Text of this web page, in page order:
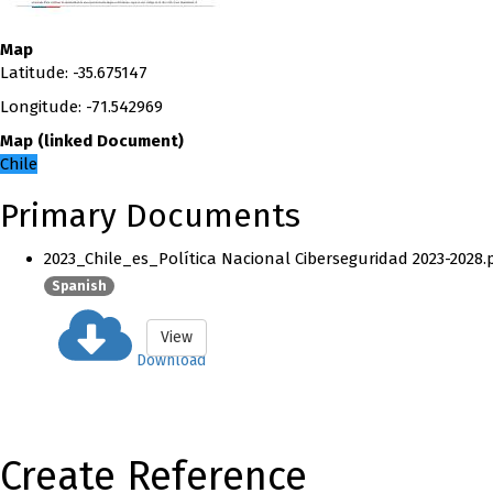
Map
Latitude: -35.675147
Longitude: -71.542969
Map (linked Document)
Chile
Primary Documents
2023_Chile_es_Política Nacional Ciberseguridad 2023-
Spanish
Download
View
Create Reference